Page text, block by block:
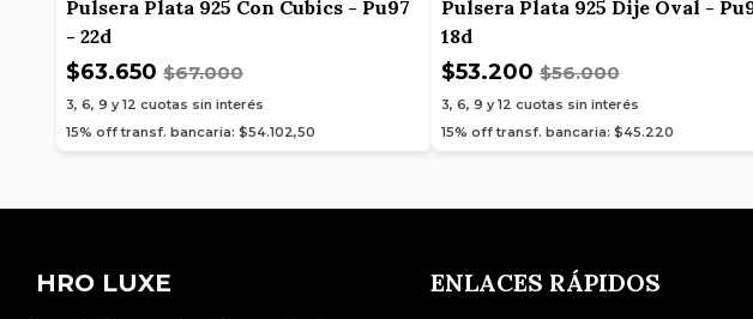
Pulsera Plata 925 Con Cubics - Pu97
- 22d
$63.650 $67.000
3, 6, 9 y 12 cuotas sin interés
15% off transf. bancaria: $54.102,50
Pulsera Plata 925 Dije Oval -
18d
$53.200$56.000
3, 6, 9 y 12 cuotas sin interés
15% off transf. bancaria: $45.220
HRO LUXE ENLACES RÁPIDOS